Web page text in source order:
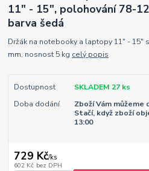
11" - 15", polohování 78-
barva šedá
Držák na notebooky a laptopy 11" - 15"
mm, nosnost 5 kg celý popis
Dostupnost
SKLADEM 27 ks
Doba dodání
Zboží Vám můžeme
Stačí, když zboží
13:00
729 Kč/ks
602 Kč bez DPH